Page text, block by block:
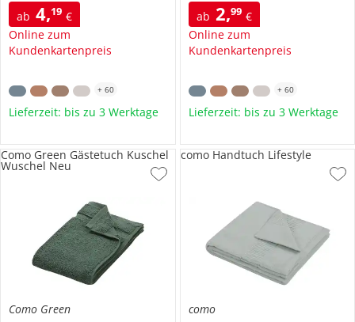
ab 4,19 €
Online zum
Kundenkartenpreis
+ 60
Lieferzeit: bis zu 3 Werktage
ab 2,99 €
Online zum
Kundenkartenpreis
+ 60
Lieferzeit: bis zu 3 Werktage
Como Green
Como Green Gästetuch Kuschel
Wuschel Neu
como
como Handtuch Lifestyle